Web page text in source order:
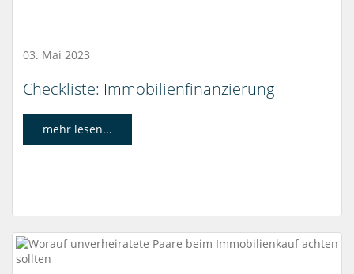
03. Mai 2023
Checkliste: Immobilienfinanzierung
mehr lesen...